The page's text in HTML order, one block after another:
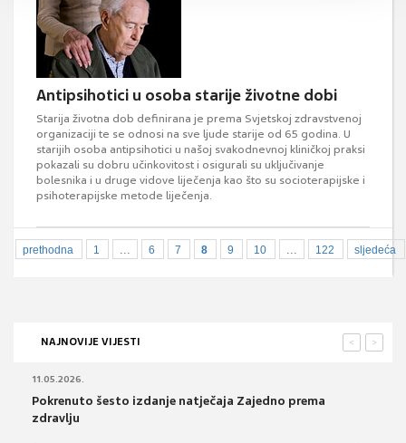
Antipsihotici u osoba starije životne dobi
Starija životna dob definirana je prema Svjetskoj zdravstvenoj
organizaciji te se odnosi na sve ljude starije od 65 godina. U
starijih osoba antipsihotici u našoj svakodnevnoj kliničkoj praksi
pokazali su dobru učinkovitost i osigurali su uključivanje
bolesnika i u druge vidove liječenja kao što su socioterapijske i
psihoterapijske metode liječenja.
prethodna 1 ... 6 7 8 9 10 ... 122 sljedeća
NAJNOVIJE VIJESTI >
<
11.05.2026.
Pokrenuto šesto izdanje natječaja Zajedno prema
zdravlju